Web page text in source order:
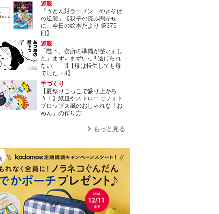
連載
『うどん対ラーメン やきそば
の逆襲』【親子の読み聞かせ
に。今日の絵本だより 第375
回】
連載
「陛下、寝所の準備が整いまし
た」まずいまずいっ!! 逃げられ
ない――!!!【母は転生しても母
でした・8】
手づくり
【夏祭りごっこで盛り上がろ
う！】紙皿やストローでフォト
プロップス風のおしゃれな「お
めん」の作り方
もっと見る